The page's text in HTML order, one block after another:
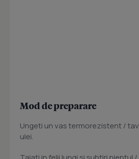
Mod de preparare
Ungeti un vas termorezistent /
ulei.